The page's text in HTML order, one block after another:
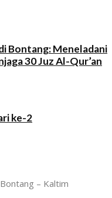
Bontang: Meneladani
30 Juz Al-Qur’an
ke-2
– Kaltim